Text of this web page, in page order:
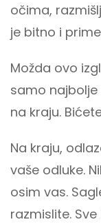
očima,
je bitno i
Možda ovo
samo
na kraju.
Na kraju,
vaše odluke.
osim vas.
razmislite.